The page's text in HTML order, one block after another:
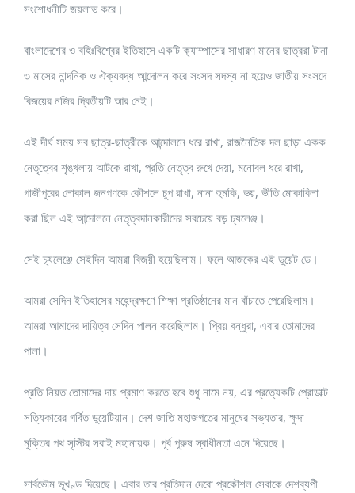
সংশোধনীটি জয়লাভ করে।
বাংলাদেশের ও বহিঃবিশ্বের ইতিহাসে একটি ক্যাম্পাসের সাধারণ মানের ছাত্ররা টানা
৩ মাসের নান্দনিক ও ঐক্যবদ্ধ আন্দোলন করে সংসদ সদস্য না হয়েও জাতীয় সংসদে
বিজয়ের নজির দ্বিতীয়টি আর নেই।
এই দীর্ঘ সময় সব ছাত্র-ছাত্রীকে আন্দোলনে ধরে রাখা, রাজনৈতিক দল ছাড়া একক
নেতৃত্বের শৃঙ্খলায় আটকে রাখা, প্রতি নেতৃত্ব রুখে দেয়া, মনোবল ধরে রাখা,
গাজীপুরের লোকাল জনগণকে কৌশলে চুপ রাখা, নানা হুমকি, ভয়, ভীতি মোকাবিলা
করা ছিল এই আন্দোলনে নেতৃত্বদানকারীদের সবচেয়ে বড় চ্যলেঞ্জ।
সেই চ্যলেঞ্জে সেইদিন আমরা বিজয়ী হয়েছিলাম। ফলে আজকের এই ডুয়েট ডে।
আমরা সেদিন ইতিহাসের মহেন্দ্রক্ষণে শিক্ষা প্রতিষ্ঠানের মান বাঁচাতে পেরেছিলাম।
আমরা আমাদের দায়িত্ব সেদিন পালন করেছিলাম। প্রিয় বন্ধুরা, এবার তোমাদের
পালা।
প্রতি নিয়ত তোমাদের দায় প্রমাণ করতে হবে শুধু নামে নয়, এর প্রত্যেকটি প্রোডাক্ট
সত্যিকারের গর্বিত ডুয়েটিয়ান। দেশ জাতি মহাজগতের মানুষের সভ্যতার, ক্ষুদা
মুক্তির পথ সৃস্টির সবাই মহানায়ক। পূর্ব পূরুষ স্বাধীনতা এনে দিয়েছে।
সার্বভৌম ভূখণ্ড দিয়েছে। এবার তার প্রতিদান দেবো প্রকৌশল সেবাকে দেশব্যপী